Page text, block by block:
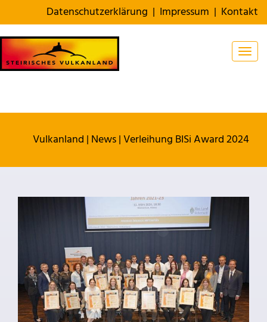
Datenschutzerklärung | Impressum | Kontakt
Vulkanland | News|Verleihung BISi Award 2024